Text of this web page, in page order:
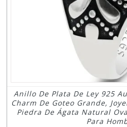
Anillo De Plata De Ley 925
Charm De Goteo Grande,
Piedra De Ágata Natural
Para